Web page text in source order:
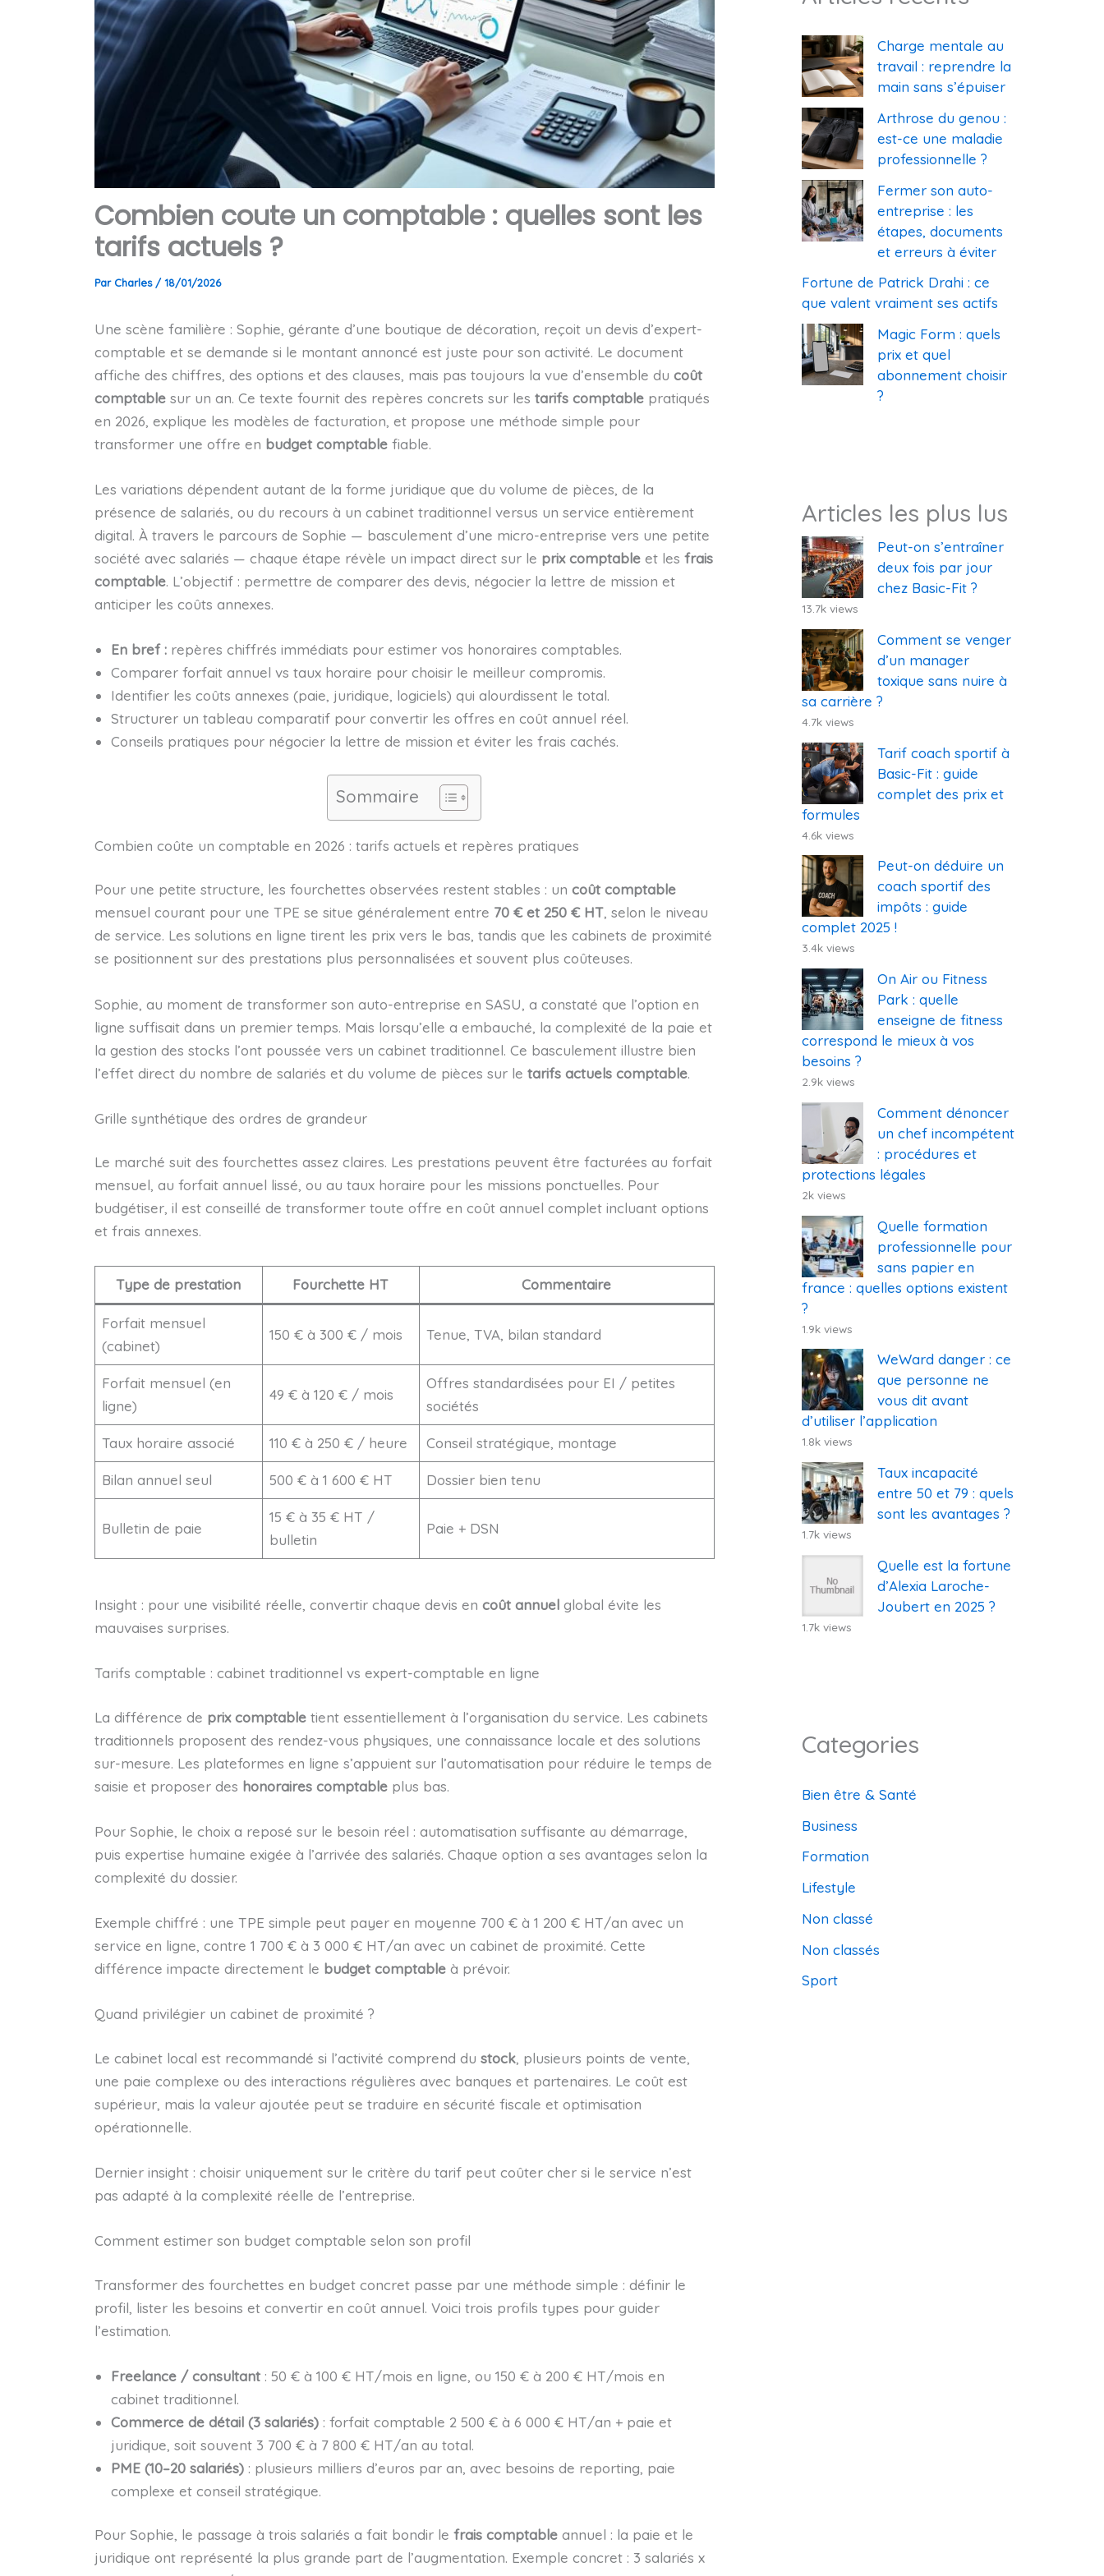
Combien coute un comptable : quelles sont les
tarifs actuels ?
Par Charles /18/01/2026
Une scène familière : Sophie, gérante d’une boutique de décoration, reçoit un devis d’expert-
comptable et se demande si le montant annoncé est juste pour son activité. Le document
affiche des chiffres, des options et des clauses, mais pas toujours la vue d’ensemble du coût
comptablesur un an. Ce texte fournit des repères concrets sur les tarifs comptablepratiqués
en 2026, explique les modèles de facturation, et propose une méthode simple pour
transformer une offre en budget comptablefiable.
Les variations dépendent autant de la forme juridique que du volume de pièces, de la
présence de salariés, ou du recours à un cabinet traditionnel versus un service entièrement
digital. À travers le parcours de Sophie — basculement d’une micro-entreprise vers une petite
société avec salariés — chaque étape révèle un impact direct sur le prix comptableet les frais
comptable. L’objectif : permettre de comparer des devis, négocier la lettre de mission et
anticiper les coûts annexes.
En bref :repères chiffrés immédiats pour estimer vos honoraires comptables.
Comparer forfait annuel vs taux horaire pour choisir le meilleur compromis.
Identifier les coûts annexes (paie, juridique, logiciels) qui alourdissent le total.
Structurer un tableau comparatif pour convertir les offres en coût annuel réel.
Conseils pratiques pour négocier la lettre de mission et éviter les frais cachés.
Sommaire
Combien coûte un comptable en 2026 : tarifs actuels et repères pratiques
Pour une petite structure, les fourchettes observées restent stables : un coût comptable
mensuel courant pour une TPE se situe généralement entre 70 € et 250 € HT, selon le niveau
de service. Les solutions en ligne tirent les prix vers le bas, tandis que les cabinets de proximité
se positionnent sur des prestations plus personnalisées et souvent plus coûteuses.
Sophie, au moment de transformer son auto-entreprise en SASU, a constaté que l’option en
ligne suffisait dans un premier temps. Mais lorsqu’elle a embauché, la complexité de la paie et
la gestion des stocks l’ont poussée vers un cabinet traditionnel. Ce basculement illustre bien
l’effet direct du nombre de salariés et du volume de pièces sur le tarifs actuels comptable.
Grille synthétique des ordres de grandeur
Le marché suit des fourchettes assez claires. Les prestations peuvent être facturées au forfait
mensuel, au forfait annuel lissé, ou au taux horaire pour les missions ponctuelles. Pour
budgétiser, il est conseillé de transformer toute offre en coût annuel complet incluant options
et frais annexes.
Type de prestation Fourchette HT Commentaire
Forfait mensuel
(cabinet)
150 € à 300 € / mois Tenue, TVA, bilan standard
Forfait mensuel (en
ligne)
49 € à 120 € / mois
Offres standardisées pour EI / petites
sociétés
Taux horaire associé 110 € à 250 € / heure Conseil stratégique, montage
Bilan annuel seul 500 € à 1 600 € HT Dossier bien tenu
Bulletin de paie
15 € à 35 € HT /
bulletin
Paie + DSN
Insight : pour une visibilité réelle, convertir chaque devis en coût annuelglobal évite les
mauvaises surprises.
Tarifs comptable : cabinet traditionnel vs expert-comptable en ligne
La différence de prix comptabletient essentiellement à l’organisation du service. Les cabinets
traditionnels proposent des rendez-vous physiques, une connaissance locale et des solutions
sur-mesure. Les plateformes en ligne s’appuient sur l’automatisation pour réduire le temps de
saisie et proposer des honoraires comptableplus bas.
Pour Sophie, le choix a reposé sur le besoin réel : automatisation suffisante au démarrage,
puis expertise humaine exigée à l’arrivée des salariés. Chaque option a ses avantages selon la
complexité du dossier.
Exemple chiffré : une TPE simple peut payer en moyenne 700 € à 1 200 € HT/an avec un
service en ligne, contre 1 700 € à 3 000 € HT/an avec un cabinet de proximité. Cette
différence impacte directement le budget comptableà prévoir.
Quand privilégier un cabinet de proximité ?
Le cabinet local est recommandé si l’activité comprend du stock, plusieurs points de vente,
une paie complexe ou des interactions régulières avec banques et partenaires. Le coût est
supérieur, mais la valeur ajoutée peut se traduire en sécurité fiscale et optimisation
opérationnelle.
Dernier insight : choisir uniquement sur le critère du tarif peut coûter cher si le service n’est
pas adapté à la complexité réelle de l’entreprise.
Comment estimer son budget comptable selon son profil
Transformer des fourchettes en budget concret passe par une méthode simple : définir le
profil, lister les besoins et convertir en coût annuel. Voici trois profils types pour guider
l’estimation.
Freelance / consultant: 50 € à 100 € HT/mois en ligne, ou 150 € à 200 € HT/mois en
cabinet traditionnel.
Commerce de détail (3 salariés): forfait comptable 2 500 € à 6 000 € HT/an + paie et
juridique, soit souvent 3 700 € à 7 800 € HT/an au total.
PME (10–20 salariés): plusieurs milliers d’euros par an, avec besoins de reporting, paie
complexe et conseil stratégique.
Pour Sophie, le passage à trois salariés a fait bondir le frais comptableannuel : la paie et le
juridique ont représenté la plus grande part de l’augmentation. Exemple concret : 3 salariés x
Charge mentale au
travail : reprendre la
main sans s’épuiser
Arthrose du genou :
est-ce une maladie
professionnelle ?
Fermer son auto-
entreprise : les
étapes, documents
et erreurs à éviter
Fortune de Patrick Drahi : ce
que valent vraiment ses actifs
Magic Form : quels
prix et quel
abonnement choisir
?
Articles les plus lus
Peut-on s’entraîner
deux fois par jour
chez Basic-Fit ?
13.7k views
Comment se venger
d’un manager
toxique sans nuire à
sa carrière ?
4.7k views
Tarif coach sportif à
Basic-Fit : guide
complet des prix et
formules
4.6k views
Peut-on déduire un
coach sportif des
impôts : guide
complet 2025 !
3.4k views
On Air ou Fitness
Park : quelle
enseigne de fitness
correspond le mieux à vos
besoins ?
2.9k views
Comment dénoncer
un chef incompétent
: procédures et
protections légales
2k views
Quelle formation
professionnelle pour
sans papier en
france : quelles options existent
?
1.9k views
WeWard danger : ce
que personne ne
vous dit avant
d’utiliser l’application
1.8k views
Taux incapacité
entre 50 et 79 : quels
sont les avantages ?
1.7k views
Quelle est la fortune
d’Alexia Laroche-
Joubert en 2025 ?
1.7k views
Categories
Bien être & Santé
Business
Formation
Lifestyle
Non classé
Non classés
Sport